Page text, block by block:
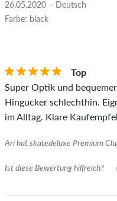
26.05.2020 – Deutsch
Farbe: black
Top
Super Optik und
Hingucker schlechthin.
im Alltag. Klare
Ari hat skatedeluxe Premium
Ist diese Bewertung hilfreich?